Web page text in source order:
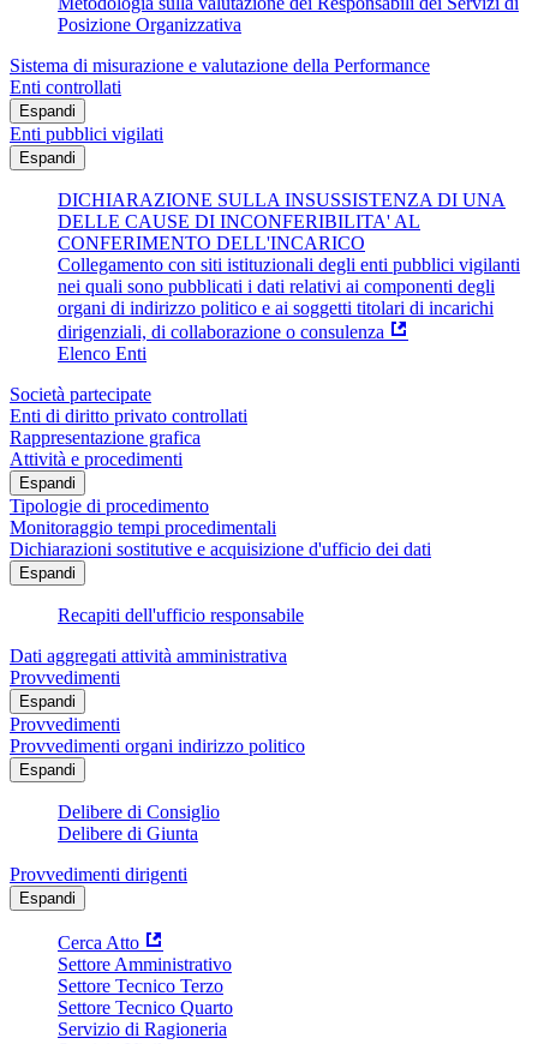
Posizione Organizzativa
Sistema di misurazione e valutazione della Performance
Enti controllati
Espandi
Enti pubblici vigilati
Espandi
DICHIARAZIONE SULLA INSUSSISTENZA DI UNA
DELLE CAUSE DI INCONFERIBILITA' AL
CONFERIMENTO DELL'INCARICO
Collegamento con siti istituzionali degli enti pubblici vigilanti
nei quali sono pubblicati i dati relativi ai componenti degli
organi di indirizzo politico e ai soggetti titolari di incarichi
dirigenziali, di collaborazione o consulenza
Elenco Enti
Società partecipate
Enti di diritto privato controllati
Rappresentazione grafica
Attività e procedimenti
Espandi
Tipologie di procedimento
Monitoraggio tempi procedimentali
Dichiarazioni sostitutive e acquisizione d'ufficio dei dati
Espandi
Recapiti dell'ufficio responsabile
Dati aggregati attività amministrativa
Provvedimenti
Espandi
Provvedimenti
Provvedimenti organi indirizzo politico
Espandi
Delibere di Consiglio
Delibere di Giunta
Provvedimenti dirigenti
Espandi
Cerca Atto
Settore Amministrativo
Settore Tecnico Terzo
Settore Tecnico Quarto
Servizio di Ragioneria